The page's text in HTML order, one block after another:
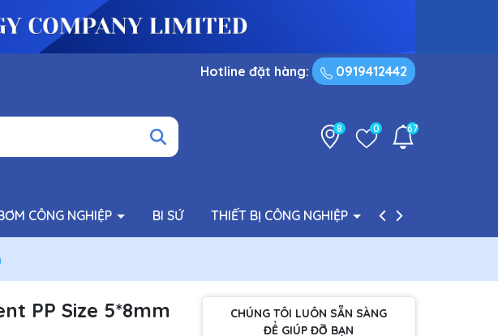
Hotline đặt hàng: 0919412442
8 0 67
CÔNG NGHIỆP BI SỨ THIẾT BỊ CÔNG NGHIỆP PHỤ TÙNG BƠM
PP Size 5*8mm
CHÚNG TÔI LUÔN SẴN SÀNG
ĐỂ GIÚP ĐỠ BẠN